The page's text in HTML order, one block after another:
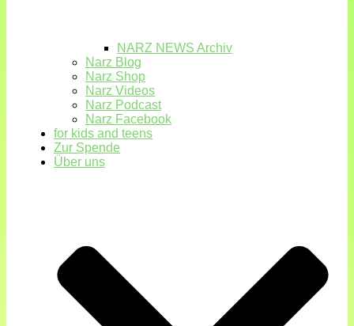
NARZ NEWS Archiv
Narz Blog
Narz Shop
Narz Videos
Narz Podcast
Narz Facebook
for kids and teens
Zur Spende
Über uns